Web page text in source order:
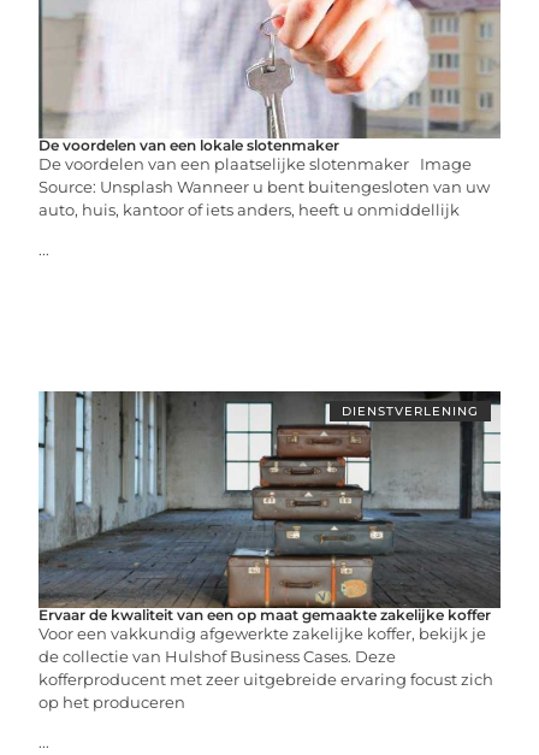
De voordelen van een lokale slotenmaker
De voordelen van een plaatselijke slotenmaker Image
Source: Unsplash‍ Wanneer u bent buitengesloten van uw
auto, huis, kantoor of iets anders, heeft u onmiddellijk
...
DIENSTVERLENING
Ervaar de kwaliteit van een op maat gemaakte zakelijke koffer
Voor een vakkundig afgewerkte zakelijke koffer, bekijk je
de collectie van Hulshof Business Cases. Deze
kofferproducent met zeer uitgebreide ervaring focust zich
op het produceren
...